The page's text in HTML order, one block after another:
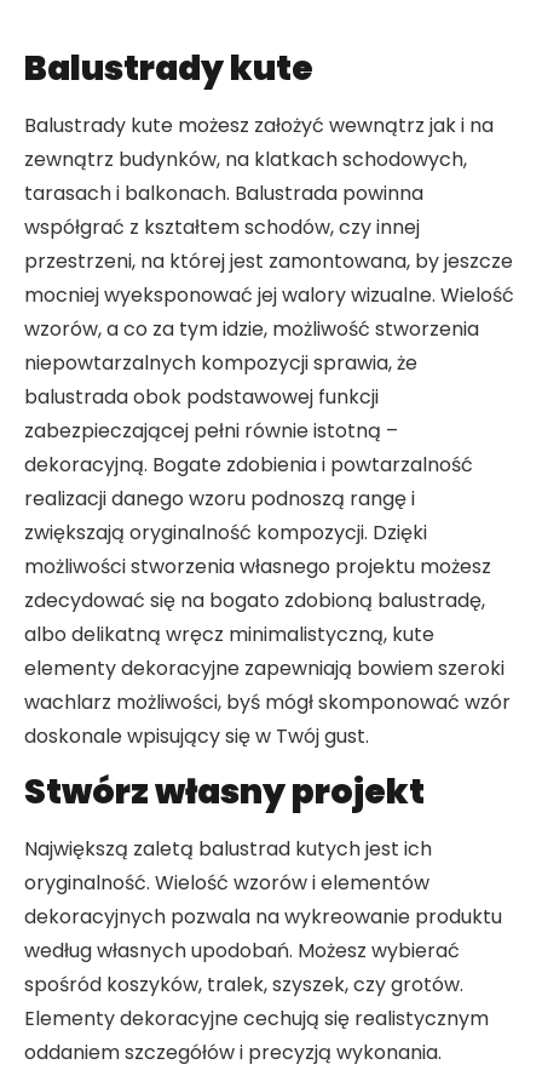
Balustrady kute
Balustrady kute możesz założyć wewnątrz jak i na
zewnątrz budynków, na klatkach schodowych,
tarasach i balkonach. Balustrada powinna
współgrać z kształtem schodów, czy innej
przestrzeni, na której jest zamontowana, by jeszcze
mocniej wyeksponować jej walory wizualne. Wielość
wzorów, a co za tym idzie, możliwość stworzenia
niepowtarzalnych kompozycji sprawia, że
balustrada obok podstawowej funkcji
zabezpieczającej pełni równie istotną –
dekoracyjną. Bogate zdobienia i powtarzalność
realizacji danego wzoru podnoszą rangę i
zwiększają oryginalność kompozycji. Dzięki
możliwości stworzenia własnego projektu możesz
zdecydować się na bogato zdobioną balustradę,
albo delikatną wręcz minimalistyczną, kute
elementy dekoracyjne zapewniają bowiem szeroki
wachlarz możliwości, byś mógł skomponować wzór
doskonale wpisujący się w Twój gust.
Stwórz własny projekt
Największą zaletą balustrad kutych jest ich
oryginalność. Wielość wzorów i elementów
dekoracyjnych pozwala na wykreowanie produktu
według własnych upodobań. Możesz wybierać
spośród koszyków, tralek, szyszek, czy grotów.
Elementy dekoracyjne cechują się realistycznym
oddaniem szczegółów i precyzją wykonania.